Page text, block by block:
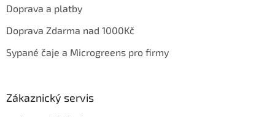
Doprava a platby
Doprava Zdarma nad 1000Kč
Sypané čaje a Microgreens pro firmy
Zákaznický servis